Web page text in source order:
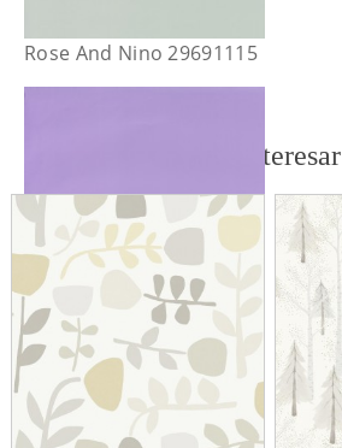
Rose And Nino 29691115
Rose And Nino 29695217
También te puede interesar